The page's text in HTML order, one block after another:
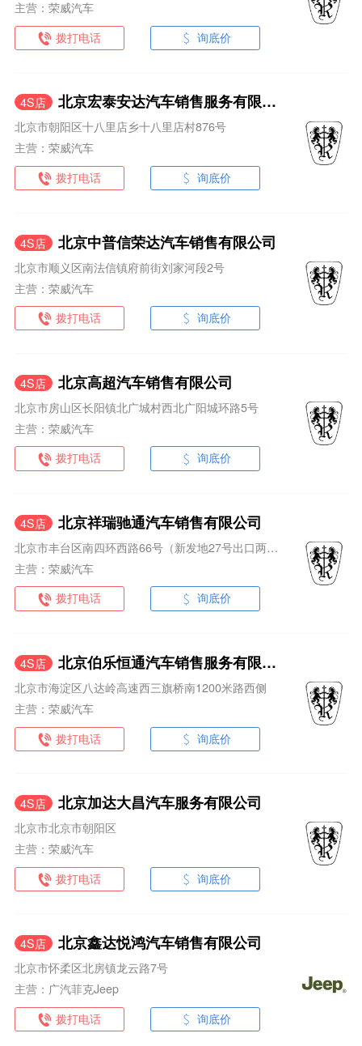
主营：荣威汽车
拨打电话
询底价
4S店 北京宏泰安达汽车销售服务有限公司
北京市朝阳区十八里店乡十八里店村876号
主营：荣威汽车
拨打电话
询底价
4S店 北京中普信荣达汽车销售有限公司
北京市顺义区南法信镇府前街刘家河段2号
主营：荣威汽车
拨打电话
询底价
4S店 北京高超汽车销售有限公司
北京市房山区长阳镇北广城村西北广阳城环路5号
主营：荣威汽车
拨打电话
询底价
4S店 北京祥瑞驰通汽车销售有限公司
北京市丰台区南四环西路66号（新发地27号出口两百米）（祥瑞驰通—荣威4S店）
主营：荣威汽车
拨打电话
询底价
4S店 北京伯乐恒通汽车销售服务有限公司
北京市海淀区八达岭高速西三旗桥南1200米路西侧
主营：荣威汽车
拨打电话
询底价
4S店 北京加达大昌汽车服务有限公司
北京市北京市朝阳区
主营：荣威汽车
拨打电话
询底价
4S店 北京鑫达悦鸿汽车销售有限公司
北京市怀柔区北房镇龙云路7号
主营：广汽菲克Jeep
拨打电话
询底价